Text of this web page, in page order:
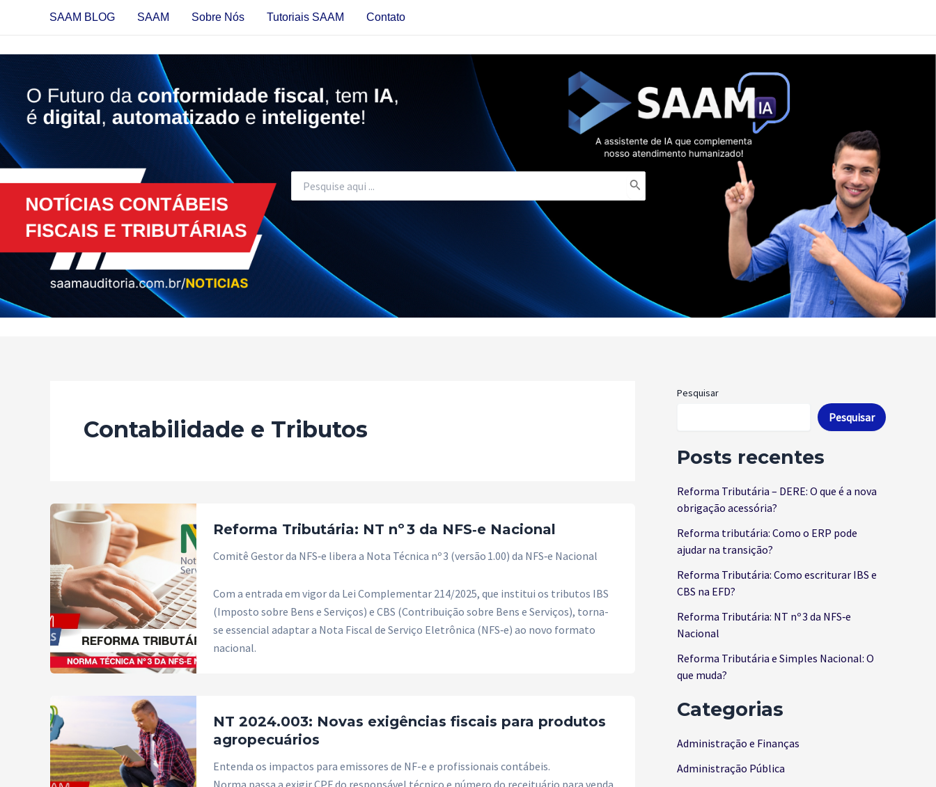
conteúdo
SAAM BLOG SAAM Sobre Nós Tutoriais SAAM Contato
Procurar:
Contabilidade e Tributos
Reforma Tributária: NT nº 3 da NFS‑e Nacional
Comitê Gestor da NFS‑e libera a Nota Técnica nº 3 (versão 1.00) da NFS‑e Nacional
Com a entrada em vigor da Lei Complementar 214/2025, que institui os tributos IBS
(Imposto sobre Bens e Serviços) e CBS (Contribuição sobre Bens e Serviços), torna-
se essencial adaptar a Nota Fiscal de Serviço Eletrônica (NFS‑e) ao novo formato
nacional.
NT 2024.003: Novas exigências fiscais para produtos
agropecuários
Entenda os impactos para emissores de NF-e e profissionais contábeis.
Norma passa a exigir CPF do responsável técnico e número do receituário para venda
Pesquisar
Pesquisar
Posts recentes
Reforma Tributária – DERE: O que é a nova
obrigação acessória?
Reforma tributária: Como o ERP pode
ajudar na transição?
Reforma Tributária: Como escriturar IBS e
CBS na EFD?
Reforma Tributária: NT nº 3 da NFS‑e
Nacional
Reforma Tributária e Simples Nacional: O
que muda?
Categorias
Administração e Finanças
Administração Pública